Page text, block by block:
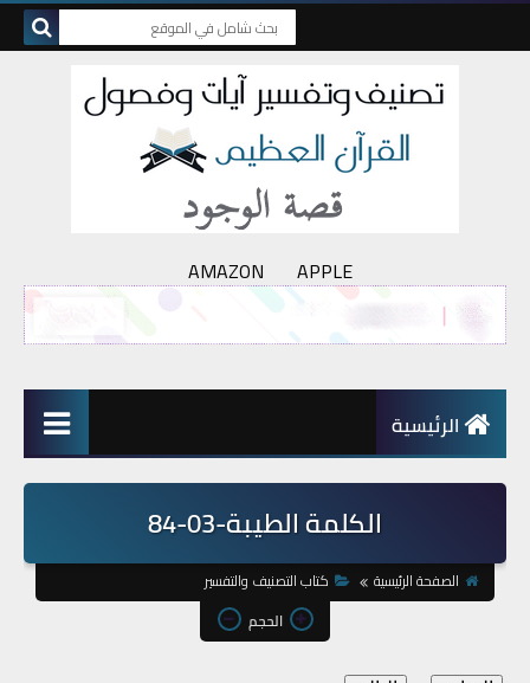
AMAZON APPLE
الرئيسية
الكلمة الطيبة-03-84
الصفحة الرئيسية
كتاب التصنيف والتفسير
الحجم